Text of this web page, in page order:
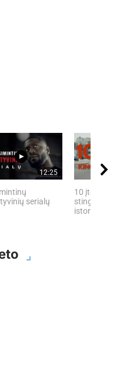
12:25
serialų
10 įtemptų,
stingdančių
istorijų